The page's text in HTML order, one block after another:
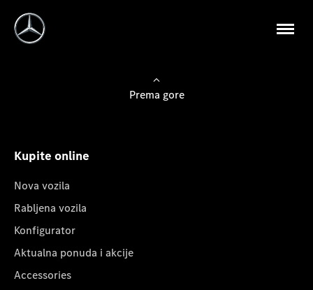
Prema gore
Kupite online
Nova vozila
Rabljena vozila
Konfigurator
Aktualna ponuda i akcije
Accessories